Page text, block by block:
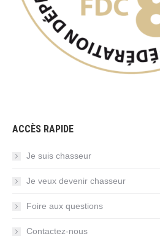
ACCÈS RAPIDE
Je suis chasseur
Je veux devenir chasseur
Foire aux questions
Contactez-nous